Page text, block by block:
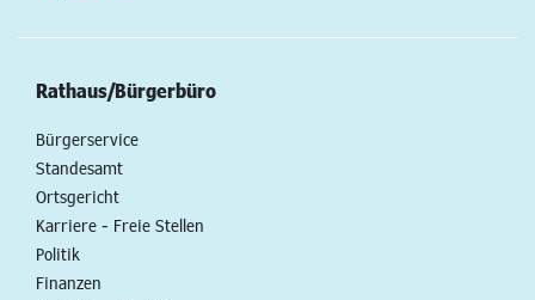
Rathaus/Bürgerbüro
Bürgerservice
Standesamt
Ortsgericht
Karriere - Freie Stellen
Politik
Finanzen